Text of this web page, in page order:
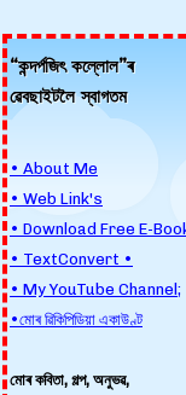
“কন্দৰ্পজিৎ কল্লোল”ৰ
ৱেবছাইটলৈ স্বাগতম
• About Me
• Web Link's
• Download Free E-
• TextConvert •
• My YouTube Channel;
•মোৰ ৱিকিপিডিয়া একাউণ্ট
মোৰ কবিতা, গল্প, অনুভৱ,